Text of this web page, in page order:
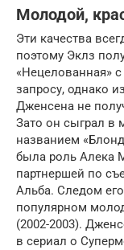
Молодой,
Эти качества
поэтому Эклз
«Нецелованная»
запросу, однако
Дженсена не
Зато он сыграл в
названием
была роль Алека
партнершей по
Альба. Следом
популярном
(2002-2003).
в сериал о